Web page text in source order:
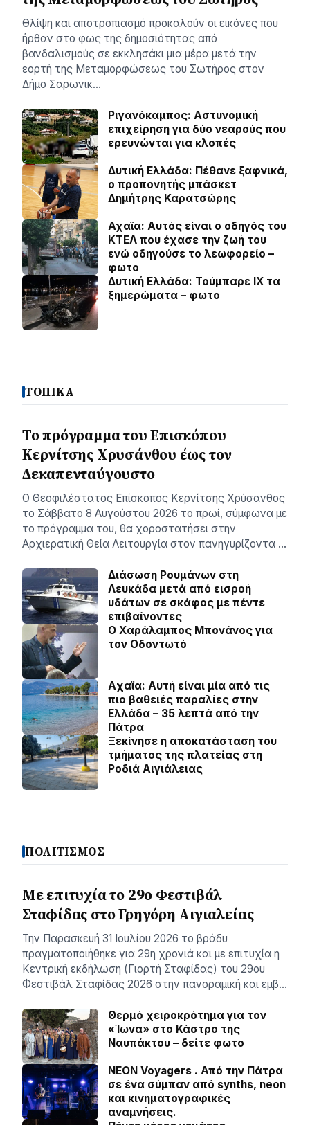
Θλίψη και αποτροπιασμό προκαλούν οι εικόνες που
ήρθαν στο φως της δημοσιότητας από
βανδαλισμούς σε εκκλησάκι μια μέρα μετά την
εορτή της Μεταμορφώσεως του Σωτήρος στον
Δήμο Σαρωνικ…
Ριγανόκαμπος: Αστυνομική
επιχείρηση για δύο νεαρούς που
ερευνώνται για κλοπές
Δυτική Ελλάδα: Πέθανε ξαφνικά,
ο προπονητής μπάσκετ
Δημήτρης Καρατσώρης
Αχαϊα: Αυτός είναι ο οδηγός του
ΚΤΕΛ που έχασε την ζωή του
ενώ οδηγούσε το λεωφορείο –
φωτο
Δυτική Ελλάδα: Τούμπαρε ΙΧ τα
ξημερώματα – φωτο
ΤΟΠΙΚΑ
Το πρόγραμμα του Επισκόπου
Κερνίτσης Χρυσάνθου έως τον
Δεκαπενταύγουστο
Ο Θεοφιλέστατος Επίσκοπος Κερνίτσης Χρύσανθος
το Σάββατο 8 Αυγούστου 2026 το πρωί, σύμφωνα με
το πρόγραμμα του, θα χοροστατήσει στην
Αρχιερατική Θεία Λειτουργία στον πανηγυρίζοντα …
Διάσωση Ρουμάνων στη
Λευκάδα μετά από εισροή
υδάτων σε σκάφος με πέντε
επιβαίνοντες
Ο Χαράλαμπος Μπονάνος για
τον Οδοντωτό
Aχαϊα: Αυτή είναι μία από τις
πιο βαθειές παραλίες στην
Ελλάδα – 35 λεπτά από την
Πάτρα
Ξεκίνησε η αποκατάσταση του
τμήματος της πλατείας στη
Ροδιά Αιγιάλειας
ΠΟΛΙΤΙΣΜΟΣ
Με επιτυχία το 29ο Φεστιβάλ
Σταφίδας στο Γρηγόρη Aιγιαλείας
Την Παρασκευή 31 Ιουλίου 2026 το βράδυ
πραγματοποιήθηκε για 29η χρονιά και με επιτυχία η
Κεντρική εκδήλωση (Γιορτή Σταφίδας) του 29ου
Φεστιβάλ Σταφίδας 2026 στην πανοραμική και εμβ…
Θερμό χειροκρότημα για τον
«Ίωνα» στο Κάστρο της
Ναυπάκτου – δείτε φωτο
NEON Voyagers . Από την Πάτρα
σε ένα σύμπαν από synths, neon
και κινηματογραφικές
αναμνήσεις.